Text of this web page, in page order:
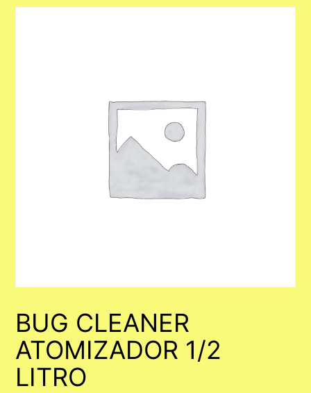
BUG CLEANER
ATOMIZADOR 1/2
LITRO